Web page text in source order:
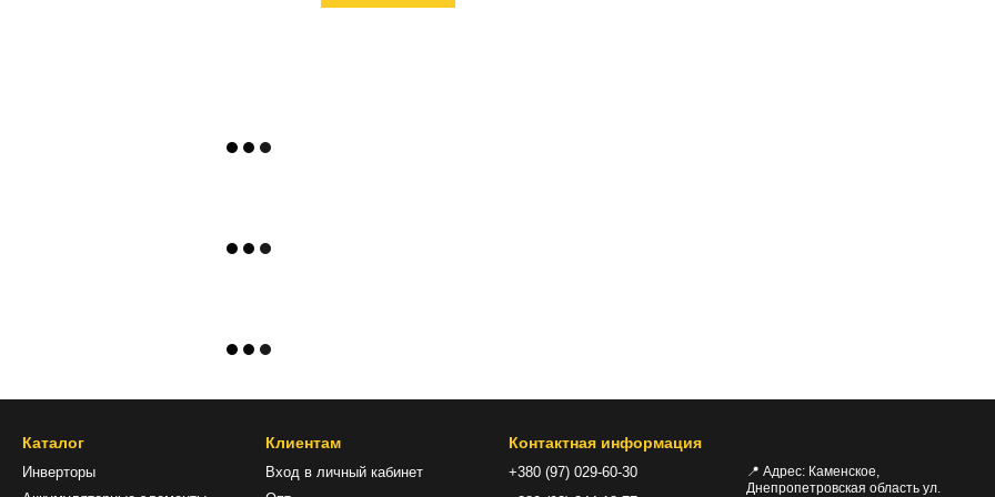
Каталог
Инверторы
Клиентам
Вход в личный кабинет
Контактная информация
+380 (97) 029-60-30
📍 Адрес: Каменское,
Днепропетровская область ул.